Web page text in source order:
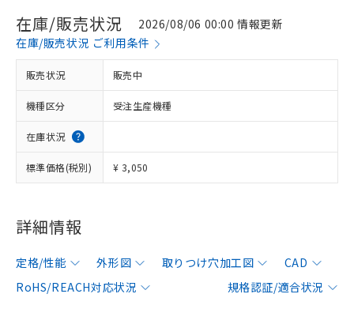
在庫/販売状況
2026/08/06 00:00 情報更新
在庫/販売状況 ご利用条件
販売状況 販売中
機種区分 受注生産機種
在庫状況
標準価格(税別) ¥ 3,050
詳細情報
定格/性能 外形図 取りつけ穴加工図
CAD
RoHS/REACH対応状況
規格認証/適合状況